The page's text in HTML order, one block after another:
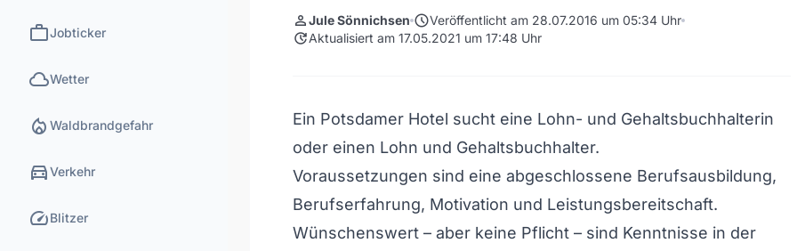
workJobticker
cloudWetter
local_fire_department Waldbrandgefahr
directions_carVerkehr
speedBlitzer
personJule Sönnichsen scheduleVeröffentlicht am 28.07.2016 um 05:34 Uhr
updateAktualisiert am 17.05.2021 um 17:48 Uhr
Ein Potsdamer Hotel sucht eine Lohn- und Gehaltsbuchhalterin
oder einen Lohn und Gehaltsbuchhalter.
Voraussetzungen sind eine abgeschlossene Berufsausbildung,
Berufserfahrung, Motivation und Leistungsbereitschaft.
Wünschenswert – aber keine Pflicht – sind Kenntnisse in der